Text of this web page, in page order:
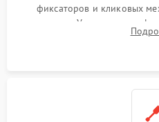
фиксаторов и кликовых
поправок. Устранение
поврежденных линз,